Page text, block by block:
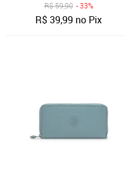
R$59,90 - 33%
R$39,99 no Pix